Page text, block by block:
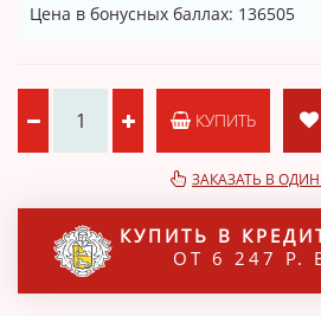
Цена в бонусных баллах: 136505
КУПИТЬ
ЗАКАЗАТЬ В
КУПИТЬ В
ОТ 6 247 Р.